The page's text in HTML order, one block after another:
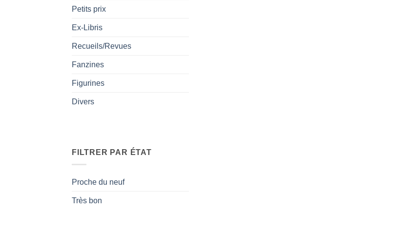
Petits prix
Ex-Libris
Recueils/Revues
Fanzines
Figurines
Divers
FILTRER PAR ÉTAT
Proche du neuf
Très bon